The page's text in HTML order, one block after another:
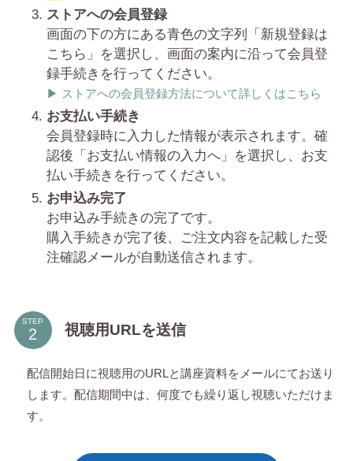
ストアへの会員登録
画面の下の方にある青色の文字列「新規登録は
こちら」を選択し、画面の案内に沿って会員登
録手続きを行ってください。
▶︎ ストアへの会員登録方法について詳しくはこちら
お支払い手続き
会員登録時に入力した情報が表示されます。確
認後「お支払い情報の入力へ」を選択し、お支
払い手続きを行ってください。
お申込み完了
お申込み手続きの完了です。
購入手続きが完了後、ご注文内容を記載した受
注確認メールが自動送信されます。
STEP 視聴用URLを送信
配信開始日に視聴用のURLと講座資料をメールにてお送り
します。配信期間中は、何度でも繰り返し視聴いただけま
す。